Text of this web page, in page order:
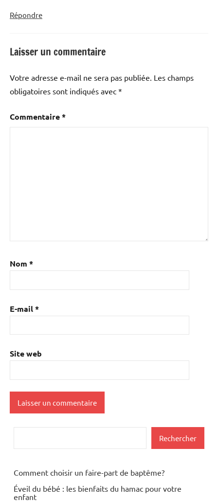
Répondre
Laisser un commentaire
Votre adresse e-mail ne sera pas publiée. Les champs
obligatoires sont indiqués avec *
Commentaire*
Nom *
E-mail*
Site web
Rechercher
Comment choisir un faire-part de baptême?
Éveil du bébé : les bienfaits du hamac pour votre
enfant